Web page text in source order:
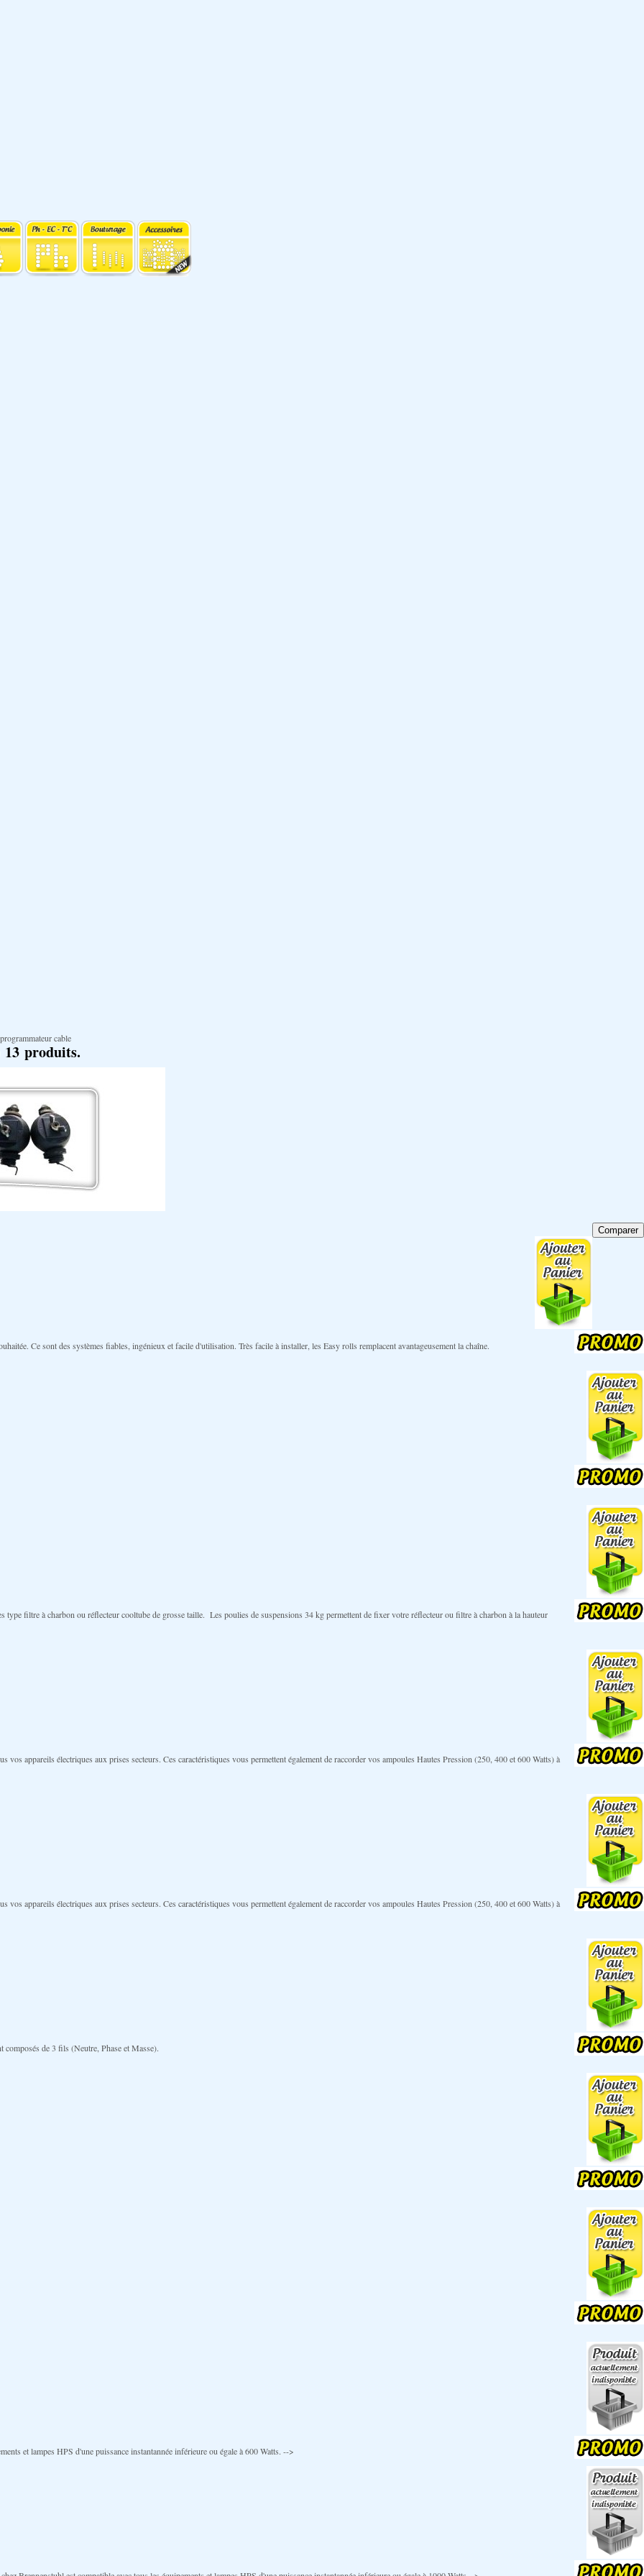
cable
produits.
Ce sont des systèmes fiables, ingénieux et facile d'utilisation. Très facile à installer, les Easy rolls remplacent avantageusement la chaîne.
type filtre à charbon ou réflecteur cooltube de grosse taille. Les poulies de suspensions 34 kg permettent de fixer votre réflecteur ou filtre à charbon à la hauteur
appareils électriques aux prises secteurs. Ces caractéristiques vous permettent également de raccorder vos ampoules Hautes Pression (250, 400 et 600 Watts) à
appareils électriques aux prises secteurs. Ces caractéristiques vous permettent également de raccorder vos ampoules Hautes Pression (250, 400 et 600 Watts) à
de 3 fils (Neutre, Phase et Masse).
et lampes HPS d'une puissance instantannée inférieure ou égale à 600 Watts. -->